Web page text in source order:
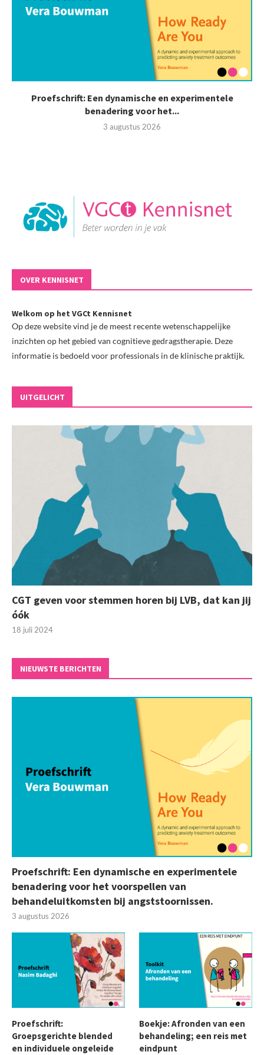
Proefschrift: Een dynamische en experimentele
benadering voor het...
3 augustus 2026
OVER KENNISNET
Welkom op het VGCt Kennisnet
Op deze website vind je de meest recente wetenschappelijke
inzichten op het gebied van cognitieve gedragstherapie. Deze
informatie is bedoeld voor professionals in de klinische praktijk.
UITGELICHT
CGT geven voor stemmen horen bij LVB, dat kan jij
óók
18 juli 2024
NIEUWSTE BERICHTEN
Proefschrift: Een dynamische en experimentele
benadering voor het voorspellen van
behandeluitkomsten bij angststoornissen.
3 augustus 2026
Proefschrift:
Groepsgerichte blended
en individuele ongeleide
Boekje: Afronden van een
behandeling; een reis met
eindpunt